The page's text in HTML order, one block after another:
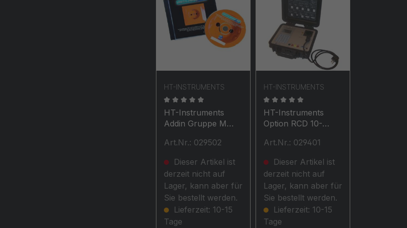
HT-INSTRUMENTS
Durchschnittliche Bewertung von 0 von 5 Sternen
HT-Instruments
Addin Gruppe M
Medizinfunktionstest
Art.Nr.: 029502
Dieser Artikel ist
derzeit nicht auf
Lager, kann aber für
Sie bestellt werden.
Lieferzeit: 10-15
Tage
HT-INSTRUMENTS
Durchschnittliche Bewertung von 0
HT-Instruments
Option RCD 10-
10-30mA für HT-
Power 1P ST
Art.Nr.: 029401
Dieser Artikel ist
derzeit nicht auf
Lager, kann aber für
Sie bestellt werden.
Lieferzeit: 10-15
Tage